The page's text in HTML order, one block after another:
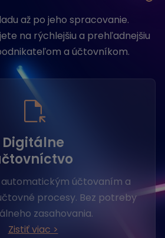
až po jeho spracovanie.
na rýchlejšiu a prehľadnejšiu
a účtovníkom.
Digitálne
automatickým účtovaním a
procesy. Bez potreby
zasahovania.
Zistiť viac >